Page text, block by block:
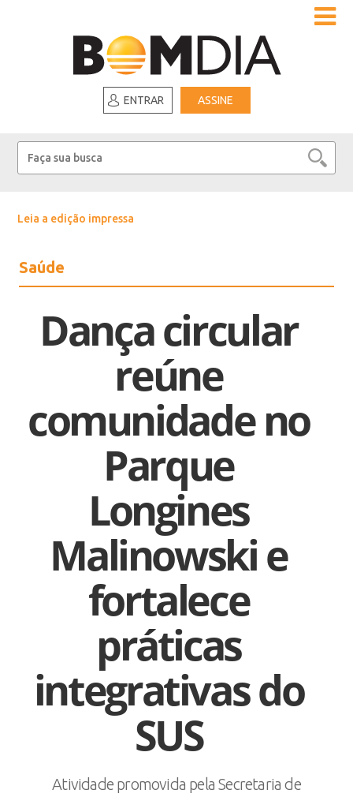
ENTRAR ASSINE
Leia a edição impressa
Saúde
Dança circular
reúne
comunidade no
Parque
Longines
Malinowski e
fortalece
práticas
integrativas do
SUS
Atividade promovida pela Secretaria de